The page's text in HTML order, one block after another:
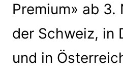
Premium» ab 3.
der Schweiz, in
und in